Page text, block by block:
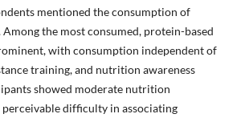
mentioned the consumption of
the most consumed, protein-based
with consumption independent of
training, and nutrition awareness
showed moderate nutrition
perceivable difficulty in associating